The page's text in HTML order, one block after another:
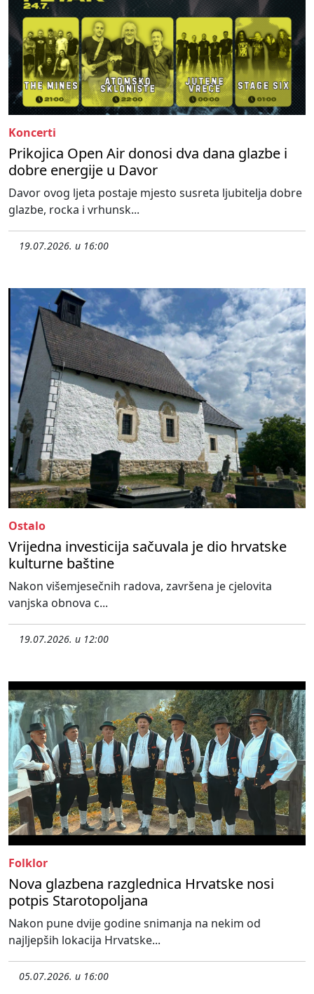
Koncerti
Prikojica Open Air donosi dva dana glazbe i
dobre energije u Davor
Davor ovog ljeta postaje mjesto susreta ljubitelja dobre
glazbe, rocka i vrhunsk...
19.07.2026. u 16:00
Ostalo
Vrijedna investicija sačuvala je dio hrvatske
kulturne baštine
Nakon višemjesečnih radova, završena je cjelovita
vanjska obnova c...
19.07.2026. u 12:00
Folklor
Nova glazbena razglednica Hrvatske nosi
potpis Starotopoljana
Nakon pune dvije godine snimanja na nekim od
najljepših lokacija Hrvatske...
05.07.2026. u 16:00